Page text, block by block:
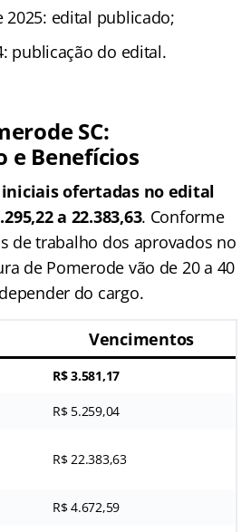
2025: edital publicado;
publicação do edital.
SC:
e Benefícios
ofertadas no edital
a 22.383,63. Conforme
de trabalho dos aprovados no
de Pomerode vão de 20 a 40
do cargo.
Vencimentos
R$ 3.581,17
R$ 5.259,04
R$ 22.383,63
R$ 4.672,59